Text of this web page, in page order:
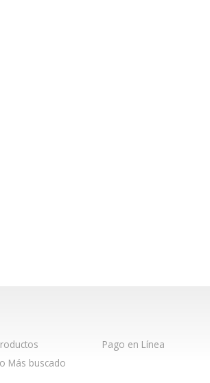
Más buscado
Pago en Línea